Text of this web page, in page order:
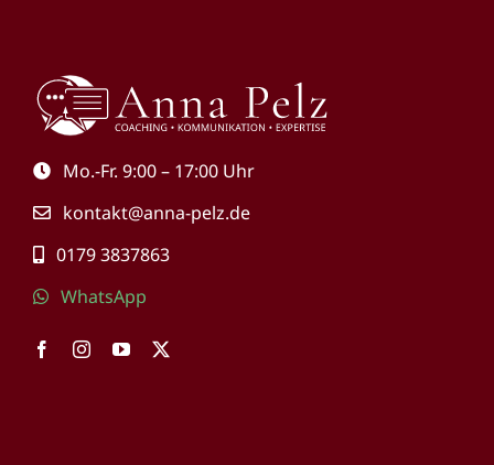
Mo.-Fr. 9:00 – 17:00 Uhr
kontakt@anna-pelz.de
0179 3837863
WhatsApp